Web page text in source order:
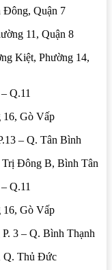
Đông, Quận 7
11, Quận 8
Kiệt, Phường 14,
Q.11
16, Gò Vấp
– Q. Tân Bình
Trị Đông B, Bình Tân
Q.11
16, Gò Vấp
3 – Q. Bình Thạnh
Q. Thủ Đức